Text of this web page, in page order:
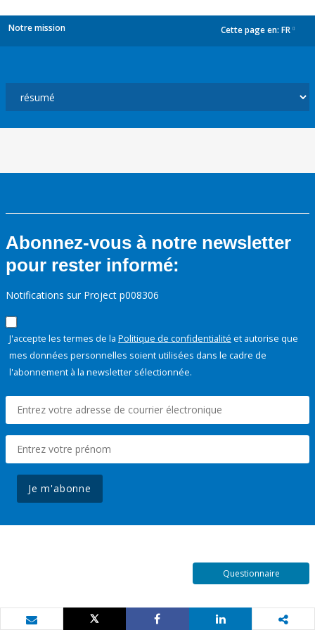
Notre mission Cette page en: FR
Abonnez-vous à notre newsletter
pour rester informé:
Notifications sur Project p008306
J'accepte les termes de la Politique de confidentialité et autorise que
mes données personnelles soient utilisées dans le cadre de
l'abonnement à la newsletter sélectionnée.
Je m'abonne
Questionnaire